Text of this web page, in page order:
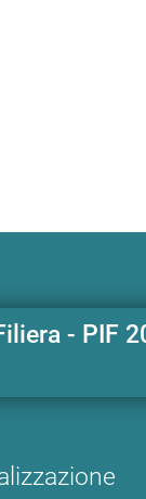
I nostri servizi- PIF